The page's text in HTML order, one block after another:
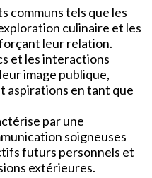
communs tels que les
culinaire et les
leur relation.
et les interactions
image publique,
aspirations en tant que
par une
soigneuses
futurs personnels et
extérieures.